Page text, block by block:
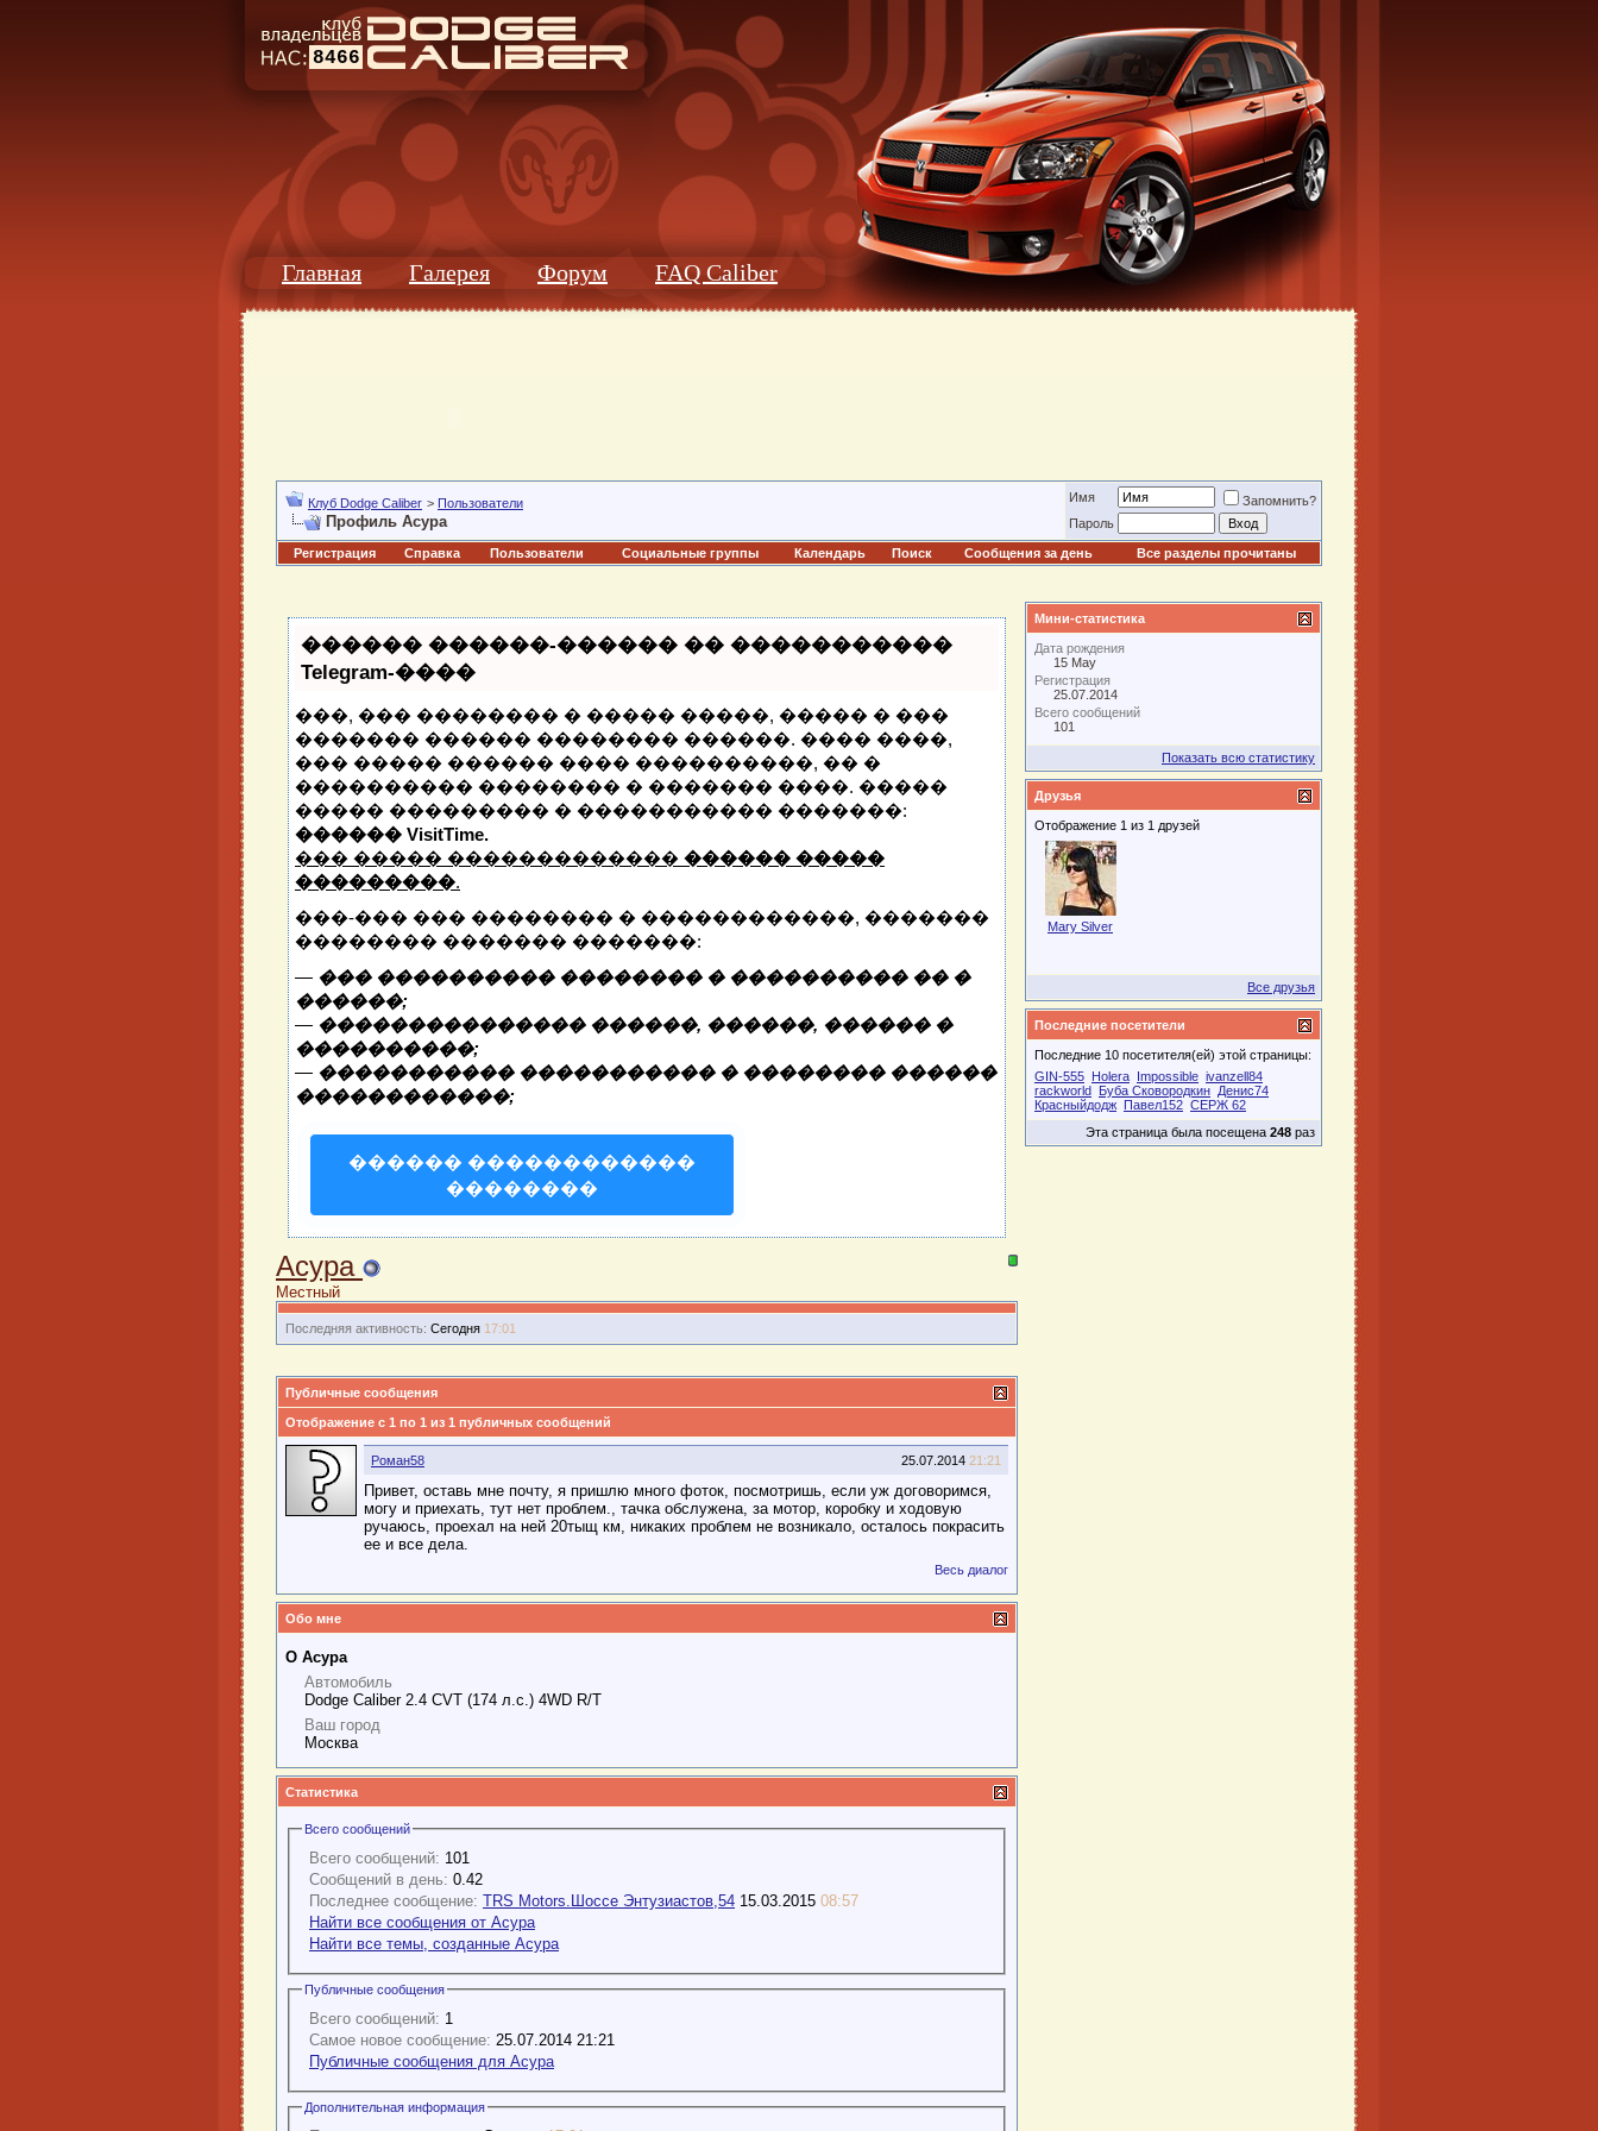
8466
Главная Галерея Форум FAQ Caliber
Клуб Dodge Caliber > Пользователи
Профиль Acypa
Имя
Запомнить?
Пароль
Регистрация Справка Пользователи Социальные группы Календарь Поиск Сообщения за день Все разделы прочитаны
������ ������-������ �� �����������
Telegram-����
���, ��� �������� � ����� �����, ����� � ���
������� ������ �������� ������. ���� ����,
��� ����� ������ ���� ����������, �� �
���������� �������� � ������� ����. �����
����� ��������� � ����������� �������:
������ VisitTime.
��� ����� ������������� ������ �����
���������.
���-��� ��� �������� � ������������, �������
�������� ������� �������:
— ��� ���������� �������� � ���������� �� �
������;
— ��������������� ������, ������, ������ �
����������;
— ����������� ����������� � �������� ������
������������;
������ ������������
��������
Acypa
Местный
Последняя активность: Сегодня 17:01
Публичные сообщения
Отображение с 1 по 1 из 1 публичных сообщений
25.07.2014 21:21
Роман58
Привет, оставь мне почту, я пришлю много фоток, посмотришь, если уж договоримся,
могу и приехать, тут нет проблем., тачка обслужена, за мотор, коробку и ходовую
ручаюсь, проехал на ней 20тыщ км, никаких проблем не возникало, осталось покрасить
ее и все дела.
Весь диалог
Обо мне
О Acypa
Автомобиль
Dodge Caliber 2.4 CVT (174 л.с.) 4WD R/T
Ваш город
Москва
Статистика
Всего сообщений
Всего сообщений: 101
Сообщений в день: 0.42
Последнее сообщение: TRS Motors.Шоссе Энтузиастов,54 15.03.2015 08:57
Найти все сообщения от Acypa
Найти все темы, созданные Acypa
Публичные сообщения
Всего сообщений: 1
Самое новое сообщение: 25.07.2014 21:21
Публичные сообщения для Acypa
Дополнительная информация
Мини-статистика
Дата рождения
15 May
Регистрация
25.07.2014
Всего сообщений
101
Показать всю статистику
Друзья
Отображение 1 из 1 друзей
Mary Silver
Все друзья
Последние посетители
Последние 10 посетителя(ей) этой страницы:
GIN-555 Holera Impossible ivanzell84
rackworld Буба Сковородкин Денис74
Красныйдодж Павел152 СЕРЖ 62
Эта страница была посещена 248 раз